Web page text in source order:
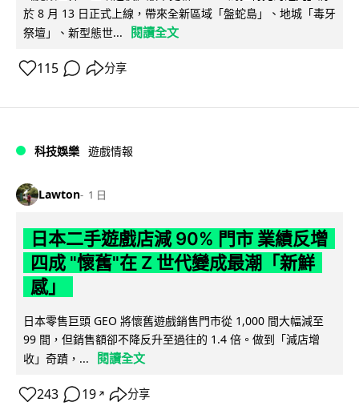
於 8 月 13 日正式上線，帶來全新區域「盤蛇島」、地城「毒牙
祭壇」、新型態世...
閱讀全文
115 分享
科技娛樂 遊戲情報
Lawton 1 日
日本二手遊戲店減 90% 門市 業績反增
四成 "懷舊"在 Z 世代變成最潮「新鮮
感」
日本零售巨頭 GEO 將懷舊遊戲銷售門市從 1,000 間大幅減至
99 間，但銷售額卻不降反升至過往的 1.4 倍。做到「減店增
收」奇蹟，...
閱讀全文
243 19 ↗ 分享